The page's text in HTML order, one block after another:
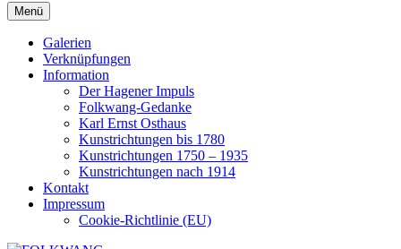
Menü
Galerien
Verknüpfungen
Information
Der Hagener Impuls
Folkwang-Gedanke
Karl Ernst Osthaus
Kunstrichtungen bis 1780
Kunstrichtungen 1750 – 1935
Kunstrichtungen nach 1914
Kontakt
Impressum
Cookie-Richtlinie (EU)